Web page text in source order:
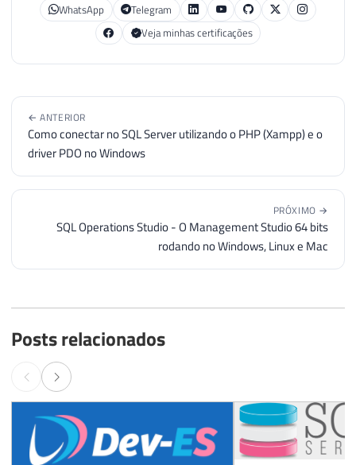
WhatsApp
Telegram
Veja minhas certificações
← ANTERIOR
Como conectar no SQL Server utilizando o PHP (Xampp) e o
driver PDO no Windows
PRÓXIMO →
SQL Operations Studio - O Management Studio 64 bits
rodando no Windows, Linux e Mac
Posts relacionados